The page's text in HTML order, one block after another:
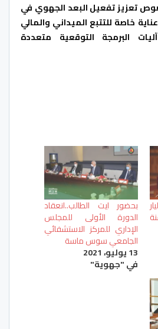
تعزيز تفعيل البعد الجهوي في
خاصة للتتبع الميداني والمالي
البرمجة التوقعية متعددة
مليار بحضور ايت الطالب..انعقاد
الدورة الأولى للمجلس
الإداري للمركز الاستشفائي
الجامعي سوس ماسة
13 يوليو، 2021
في "جهوية"